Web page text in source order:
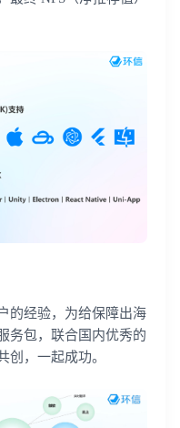
的经验，为给保障出海
务包，联合国内优秀的
创，一起成功。
云